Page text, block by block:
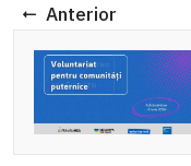
Anterior